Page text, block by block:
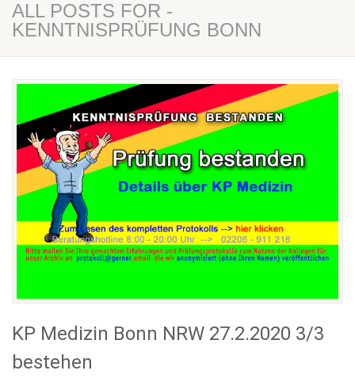
ALL POSTS FOR -
KENNTNISPRÜFUNG BONN
KP Medizin Bonn NRW 27.2.2020 3/3
bestehen